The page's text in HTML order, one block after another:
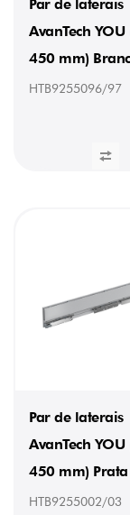
Par de laterais
AvanTech YOU
450 mm)
HTB9255096/97
Par de laterais
AvanTech YOU
450 mm) Prata
HTB9255002/03